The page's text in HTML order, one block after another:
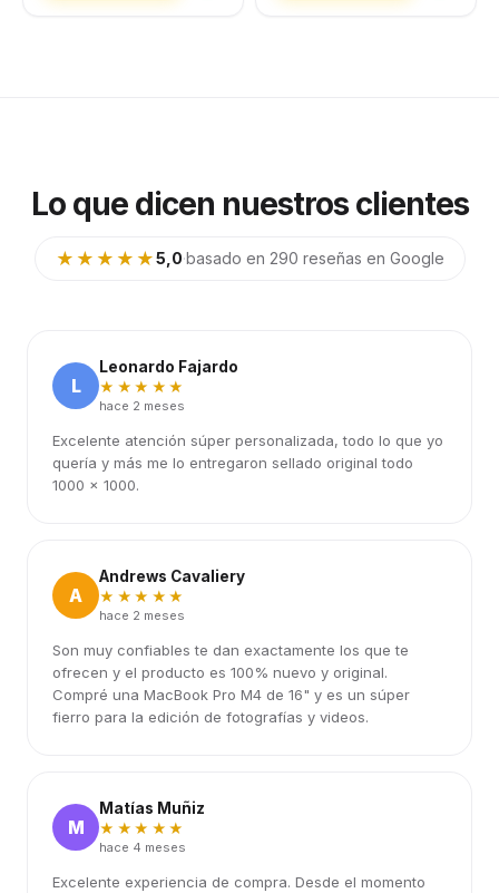
Lo que dicen nuestros clientes
★★★★★5,0·basado en 290 reseñas en Google
L
Leonardo Fajardo
★★★★★
hace 2 meses
Excelente atención súper personalizada, todo lo que yo
quería y más me lo entregaron sellado original todo
1000 x 1000.
A
Andrews Cavaliery
★★★★★
hace 2 meses
Son muy confiables te dan exactamente los que te
ofrecen y el producto es 100% nuevo y original.
Compré una MacBook Pro M4 de 16" y es un súper
fierro para la edición de fotografías y videos.
M
Matías Muñiz
★★★★★
hace 4 meses
Excelente experiencia de compra. Desde el momento